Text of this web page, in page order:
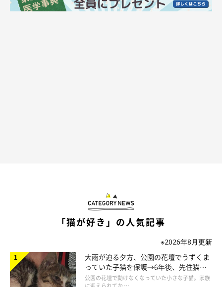
を店内に併設しており、お店を訪れた猫好きな人
そして、保護猫たちが新しい家族と出会うことができるように
と、猫のお世話と情報発信、譲渡会を開催するなどの活動を行な
っているのだそう。
「猫が好き」の人気記事
※2026年8月更新
大雨が迫る夕方、公園の花壇でうずくま
っていた子猫を保護→6年後、先住猫
と“姉妹”のような関係に
公園の花壇で動けなくなっていた小さな子猫。家族